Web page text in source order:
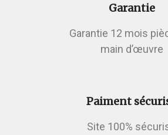
Garantie
Garantie 12 mois
main d’œuvre
Paiment
Site 100%